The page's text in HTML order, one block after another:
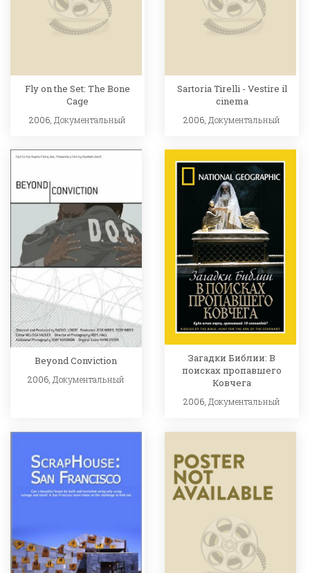
Fly on the Set: The Bone
Cage
2006, Документальный
Sartoria Tirelli - Vestire il
cinema
2006, Документальный
Beyond Conviction
2006, Документальный
Загадки Библии: В
поисках пропавшего
Ковчега
2006, Документальный